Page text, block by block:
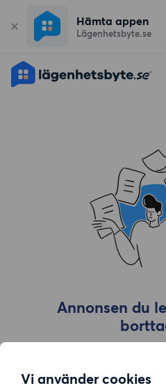
Vi använder cookies
Hämta appen
Lägenhetsbyte.se
Annonsen du
Gå till